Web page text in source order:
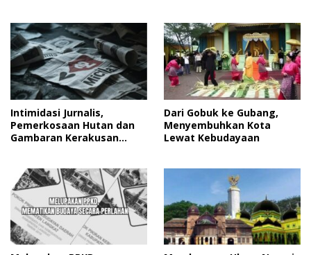
Intimidasi Jurnalis,
Pemerkosaan Hutan dan
Gambaran Kerakusan
Dari Gobuk ke Gubang,
Menyembuhkan Kota
Lewat Kebudayaan